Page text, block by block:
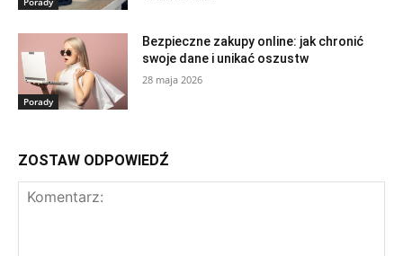
Porady
Bezpieczne zakupy online: jak chronić
swoje dane i unikać oszustw
28 maja 2026
ZOSTAW ODPOWIEDŹ